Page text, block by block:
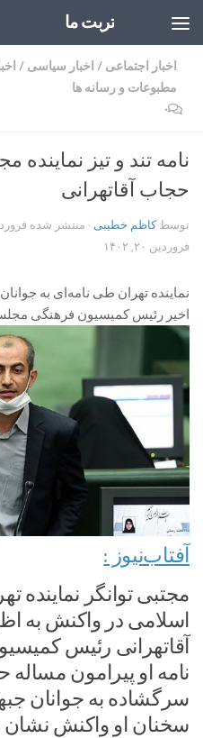
تربت ما
اخبار اجتماعی / اخبار سیاسی /
مطبوعات و رسانه ها
۰
نامه تند و تیز
حجاب آقاتهرانی
توسطکاظم خطیبی · منتشر شده فروردین
فروردین ۲۰, ۱۴۰۲
نماینده تهران طی نامه‌ای به
اخیر رئیس کمیسیون فرهنگی
آفتاب‌‌نیوز :
مجتبی توانگر
اسلامی در واکنش به
آقاتهرانی رئیس
نامه او پیرامون
سرگشاده به جوانان
سخنان او واکنش نشان